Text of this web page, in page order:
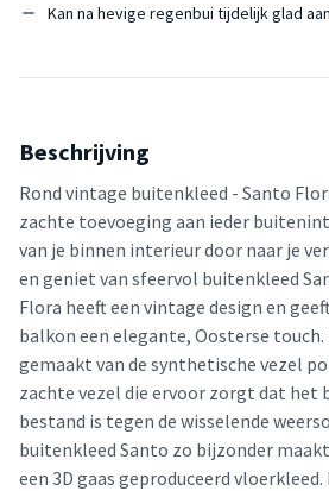
Kan na hevige regenbui tijdelijk glad
Beschrijving
Rond vintage buitenkleed - Santo
zachte toevoeging aan ieder
van je binnen interieur door naar je
en geniet van sfeervol buitenkleed
Flora heeft een vintage design en
balkon een elegante, Oosterse
gemaakt van de synthetische vezel
zachte vezel die ervoor zorgt dat het
bestand is tegen de wisselende
buitenkleed Santo zo bijzonder
een 3D gaas geproduceerd